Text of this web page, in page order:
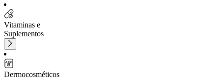
Vitaminas e
Suplementos
Dermocosméticos